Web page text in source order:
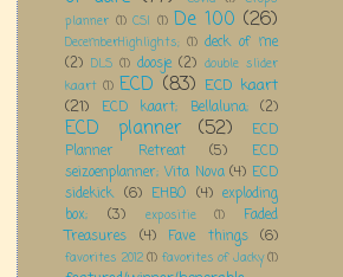
planner (1) CSI (1) De 100 (26)
DecemberHighlights; (1) deck of me
(2) DLS (1) doosje (2) double slider
kaart (1) ECD (83) ECD kaart
(21)
ECD kaart; Bellaluna; (2)
ECD planner (52)
ECD
Planner Retreat
(5)
ECD
seizoenplanner; Vita Nova (4) ECD
sidekick (6) EHBO (4) exploding
box;
(3) expositie (1)
Faded
Treasures
(4) Fave things (6)
favorites 2012 (1) favorites of Jacky (1)